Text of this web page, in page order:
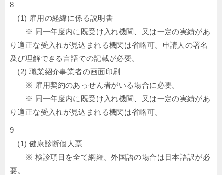
8
(1) 雇用の経緯に係る説明書
※ 同一年度内に既受け入れ機関、又は一定の実績があ
り適正な受入れが見込まれる機関は省略可。申請人の署名
及び理解できる言語での記載が必要。
(2) 職業紹介事業者の画面印刷
※ 雇用契約のあっせん者がいる場合に必要。
※ 同一年度内に既受け入れ機関、又は一定の実績があ
り適正な受入れが見込まれる機関は省略可。
9
(1) 健康診断個人票
※ 検診項目を全て網羅。外国語の場合は日本語訳が必
要。